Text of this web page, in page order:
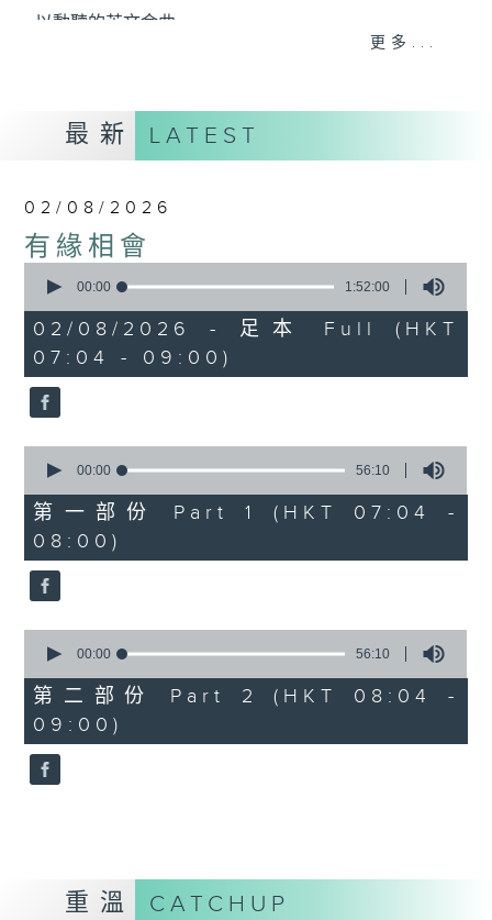
以動聽的英文金曲
更多...
最新 LATEST
02/08/2026
有緣相會
seconds
1
hour,
52
minutes,
0
seconds
00:00 1:52:00
02/08/2026 - 足本 Full (HKT
07:04 - 09:00)
seconds
56
minutes,
10
seconds
00:00 56:10
第一部份 Part 1 (HKT 07:04 -
08:00)
seconds
56
minutes,
10
seconds
00:00 56:10
第二部份 Part 2 (HKT 08:04 -
09:00)
重溫 CATCHUP